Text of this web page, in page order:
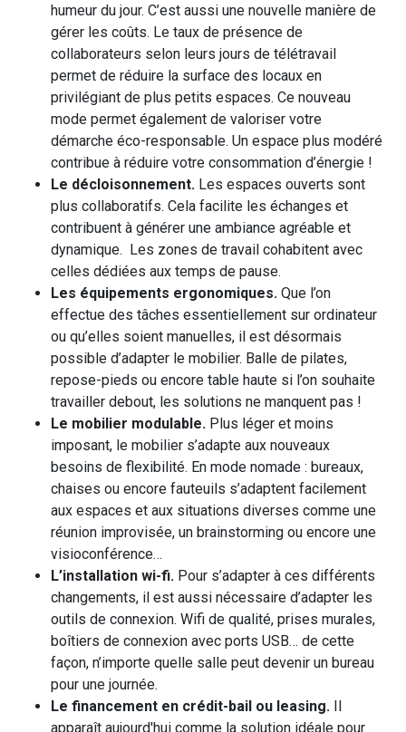
humeur du jour. C’est aussi une nouvelle manière de
gérer les coûts. Le taux de présence de
collaborateurs selon leurs jours de télétravail
permet de réduire la surface des locaux en
privilégiant de plus petits espaces. Ce nouveau
mode permet également de valoriser votre
démarche éco-responsable. Un espace plus modéré
contribue à réduire votre consommation d’énergie !
Le décloisonnement. Les espaces ouverts sont
plus collaboratifs. Cela facilite les échanges et
contribuent à générer une ambiance agréable et
dynamique. Les zones de travail cohabitent avec
celles dédiées aux temps de pause.
Les équipements ergonomiques. Que l’on
effectue des tâches essentiellement sur ordinateur
ou qu’elles soient manuelles, il est désormais
possible d’adapter le mobilier. Balle de pilates,
repose-pieds ou encore table haute si l’on souhaite
travailler debout, les solutions ne manquent pas !
Le mobilier modulable. Plus léger et moins
imposant, le mobilier s’adapte aux nouveaux
besoins de flexibilité. En mode nomade : bureaux,
chaises ou encore fauteuils s’adaptent facilement
aux espaces et aux situations diverses comme une
réunion improvisée, un brainstorming ou encore une
visioconférence…
L’installation wi-fi. Pour s’adapter à ces différents
changements, il est aussi nécessaire d’adapter les
outils de connexion. Wifi de qualité, prises murales,
boîtiers de connexion avec ports USB… de cette
façon, n’importe quelle salle peut devenir un bureau
pour une journée.
Le financement en crédit-bail ou leasing. Il
apparaît aujourd'hui comme la solution idéale pour